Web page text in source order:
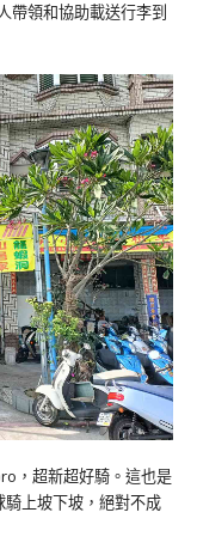
帶領和協助載送行李到
，超新超好騎。這也是
上坡下坡，絕對不成